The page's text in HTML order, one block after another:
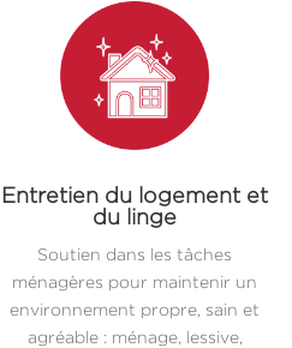
Entretien du logement et
du linge
Soutien dans les tâches
ménagères pour maintenir un
environnement propre, sain et
agréable : ménage, lessive,